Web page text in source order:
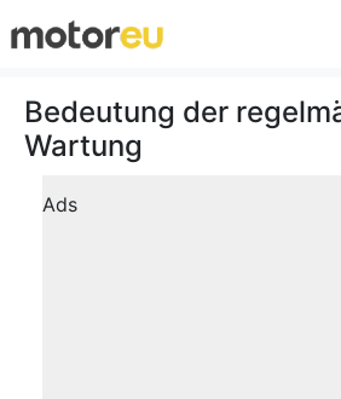
Bedeutung der
Wartung
Ads